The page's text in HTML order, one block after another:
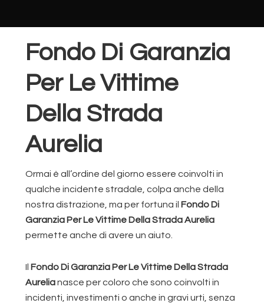
Fondo Di Garanzia
Per Le Vittime
Della Strada
Aurelia
Ormai è all’ordine del giorno essere coinvolti in
qualche incidente stradale, colpa anche della
nostra distrazione, ma per fortuna il Fondo Di
Garanzia Per Le Vittime Della Strada Aurelia
permette anche di avere un aiuto.
Il Fondo Di Garanzia Per Le Vittime Della Strada
Aurelianasce per coloro che sono coinvolti in
incidenti, investimenti o anche in gravi urti, senza